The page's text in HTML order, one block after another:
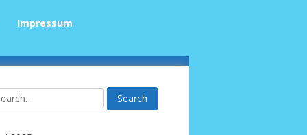
Impressum